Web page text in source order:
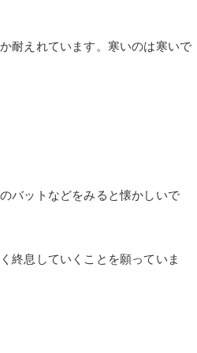
耐えれています。寒いのは寒いで
バットなどをみると懐かしいで
終息していくことを願っていま